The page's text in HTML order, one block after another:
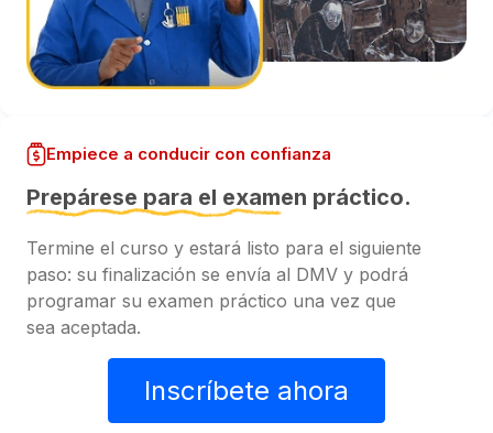
Empiece a conducir con confianza
Prepárese para el examen práctico.
Termine el curso y estará listo para el siguiente
paso: su finalización se envía al DMV y podrá
programar su examen práctico una vez que
sea aceptada.
Inscríbete ahora